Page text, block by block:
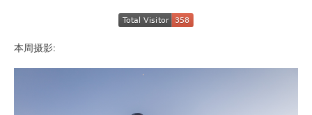
本周摄影: